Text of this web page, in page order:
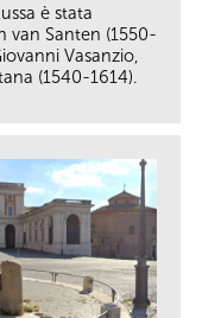
è stata
van Santen (1550-
Vasanzio,
(1540-1614).